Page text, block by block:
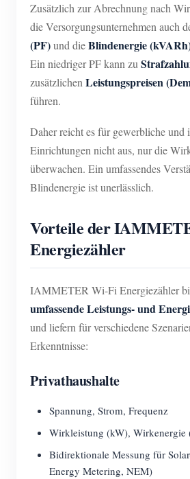
Zusätzlich zur Abrechnung nach
die Versorgungsunternehmen auch
(PF)und dieBlindenergie
Ein niedriger PF kann zu
zusätzlichenLeistungspreisen
führen.
Daher reicht es für gewerbliche und
Einrichtungen nicht aus, nur die
überwachen. Ein umfassendes
Blindenergie ist unerlässlich.
Vorteile der
Energiezähler
IAMMETER Wi-Fi Energiezähler
umfassende Leistungs- und
und liefern für verschiedene
Erkenntnisse:
Privathaushalte
Spannung, Strom, Frequenz
Wirkleistung (kW), Wirkenergie
Bidirektionale Messung für
Energy Metering, NEM)